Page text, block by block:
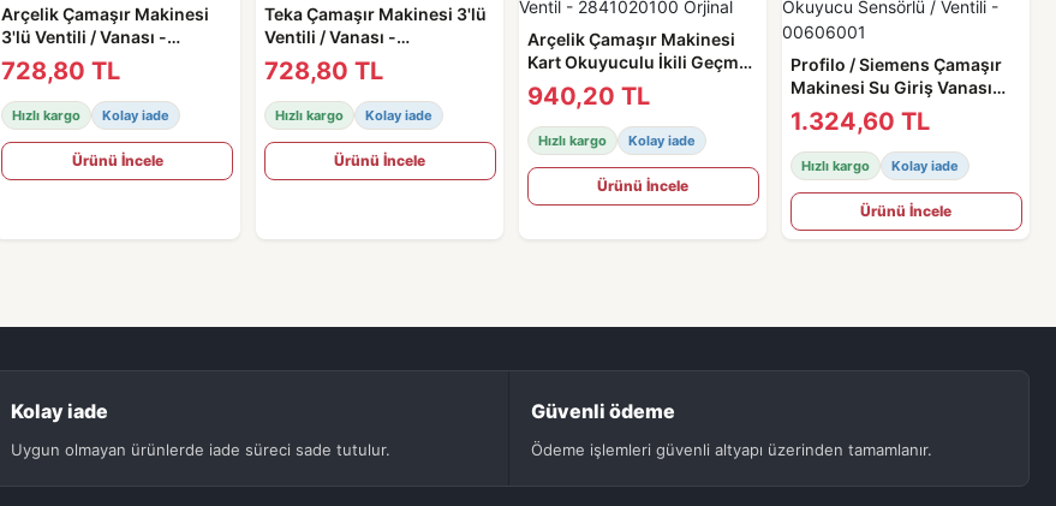
Arçelik Çamaşır Makinesi
3'lü Ventili / Vanası -
2005680400
728,80 TL
Hızlı kargo Kolay iade
Ürünü İncele
Teka Çamaşır Makinesi 3'lü
Ventili / Vanası -
2005680400
728,80 TL
Hızlı kargo Kolay iade
Ürünü İncele
Arçelik Çamaşır Makinesi
Kart Okuyuculu İkili Geçme
Ventil - 2841020100 Orjinal
940,20 TL
Hızlı kargo Kolay iade
Ürünü İncele
Profilo / Siemens Çamaşır
Makinesi Su Giriş Vanası
Okuyucu Sensörlü / Ventili -
00606001
1.324,60 TL
Hızlı kargo Kolay iade
Ürünü İncele
Kolay iade
Uygun olmayan ürünlerde iade süreci sade tutulur.
Güvenli ödeme
Ödeme işlemleri güvenli altyapı üzerinden tamamlanır.